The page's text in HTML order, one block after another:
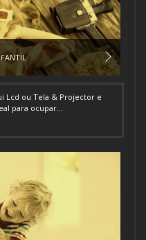
Lcd ou Tela & Projector e
para ocupar...